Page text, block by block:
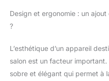
Design et ergonomie : un
?
L’esthétique d’un appareil
salon est un facteur
sobre et élégant qui permet à